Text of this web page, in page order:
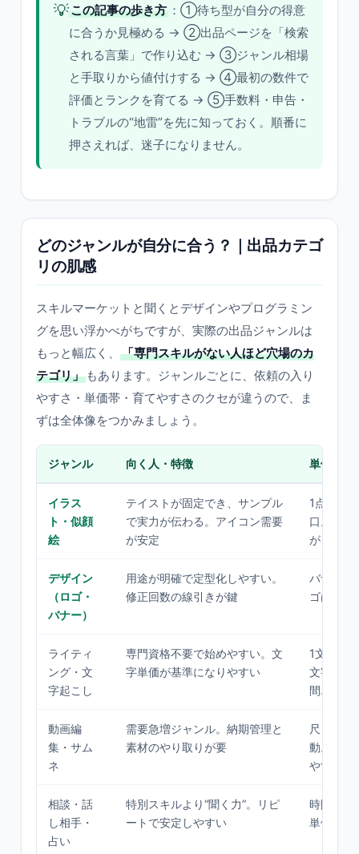
💡この記事の歩き方 ：①待ち型が自分の得意
に合うか見極める → ②出品ページを「検索
される言葉」で作り込む → ③ジャンル相場
と手取りから値付けする → ④最初の数件で
評価とランクを育てる → ⑤手数料・申告・
トラブルの“地雷”を先に知っておく。順番に
押さえれば、迷子になりません。
どのジャンルが自分に合う？｜出品カテゴ
リの肌感
スキルマーケットと聞くとデザインやプログラミン
グを思い浮かべがちですが、実際の出品ジャンルは
もっと幅広く、
「専門スキルがない人ほど穴場のカ
テゴリ」 もあります。ジャンルごとに、依頼の入り
やすさ・単価帯・育てやすさのクセが違うので、ま
ずは全体像をつかみましょう。
ジャンル 向く人・特徴 単価帯の
イラス
ト・似顔
絵
テイストが固定でき、サンプル
で実力が伝わる。アイコン需要
が安定
1点・数
口。指名
がる
デザイン
（ロゴ・
バナー）
用途が明確で定型化しやすい。
修正回数の線引きが鍵
バナー数
ゴは数万
ライティ
ング・文
字起こし
専門資格不要で始めやすい。文
字単価が基準になりやすい
1文字単
文字起こ
間単位
動画編
集・サム
ネ
需要急増ジャンル。納期管理と
素材のやり取りが要
尺・カッ
動。継続
やすい
相談・話
し相手・
占い
特別スキルより“聞く力”。リピ
ートで安定しやすい
時間・回
単価でも